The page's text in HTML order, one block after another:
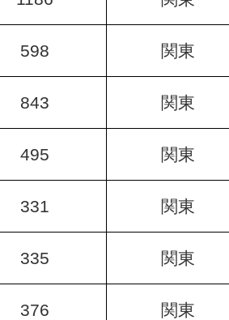
598 関東
843 関東
495 関東
331 関東
335 関東
376 関東